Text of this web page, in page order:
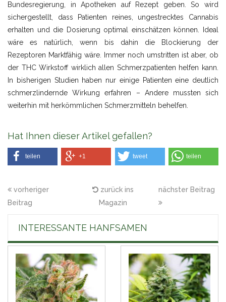
Bundesregierung, in Apotheken auf Rezept geben. So wird
sichergestellt, dass Patienten reines, ungestrecktes Cannabis
erhalten und die Dosierung optimal einschätzen können. Ideal
wäre es natürlich, wenn bis dahin die Blockierung der
Rezeptoren Marktfähig wäre. Immer noch umstritten ist aber, ob
der THC Wirkstoff wirklich allen Schmerzpatienten helfen kann.
In bisherigen Studien haben nur einige Patienten eine deutlich
schmerzlindernde Wirkung erfahren – Andere mussten sich
weiterhin mit herkömmlichen Schmerzmitteln behelfen.
Hat Ihnen dieser Artikel gefallen?
teilen +1 tweet teilen
vorheriger
Beitrag
zurück ins
Magazin
nächster Beitrag
INTERESSANTE HANFSAMEN